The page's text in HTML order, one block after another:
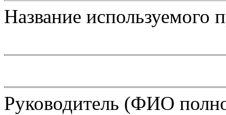
Название используемого
Руководитель (ФИО